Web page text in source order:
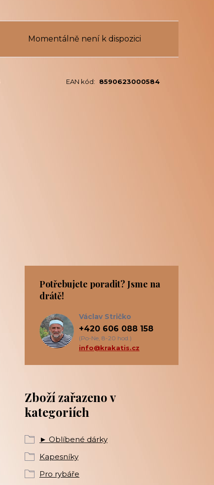
Momentálně není k dispozici
EAN kód:
8590623000584
Zboží zařazeno v
kategoriích
► Oblíbené dárky
Kapesníky
Pro rybáře
Potřebujete poradit? Jsme na
drátě!
Václav Stričko
+420 606 088 158
(Po-Ne, 8-20 hod.)
info@krakatis.cz